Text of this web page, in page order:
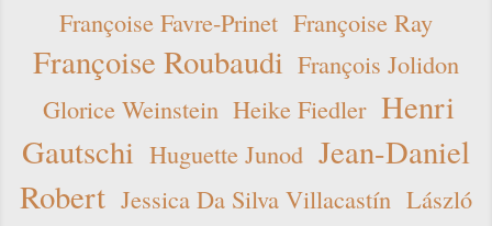
Françoise Favre-Prinet Françoise Ray
Françoise Roubaudi François Jolidon
Glorice Weinstein Heike Fiedler Henri
Gautschi Huguette Junod Jean-Daniel
Robert Jessica Da Silva Villacastín László